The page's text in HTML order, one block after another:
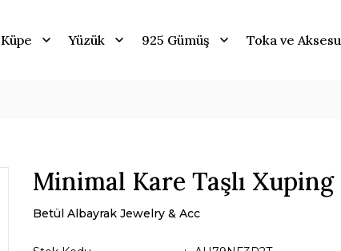
Küpe Yüzük 925 Gümüş Toka ve
Minimal Kare Taşlı
Betül Albayrak Jewelry & Acc